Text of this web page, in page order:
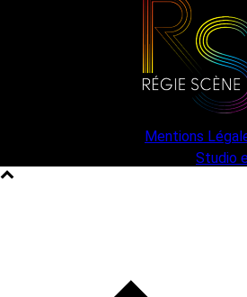
Mentions
Studio